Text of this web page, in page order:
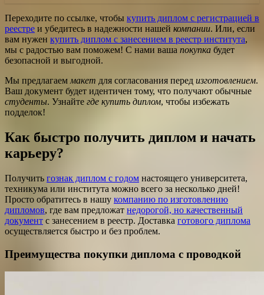
Переходите по ссылке, чтобы купить диплом с регистрацией в
реестре и убедитесь в надежности нашей компании. Или, если
вам нужен купить диплом с занесением в реестр института,
мы с радостью вам поможем! С нами ваша покупка будет
безопасной и выгодной.
Мы предлагаем макет для согласования перед изготовлением.
Ваш документ будет идентичен тому, что получают обычные
студенты. Узнайте где купить диплом, чтобы избежать
подделок!
Как быстро получить диплом и начать
карьеру?
Получить гознак диплом с годом настоящего университета,
техникума или института можно всего за несколько дней!
Просто обратитесь в нашу компанию по изготовлению
дипломов, где вам предложат недорогой, но качественный
документ с занесением в реестр. Доставка готового диплома
осуществляется быстро и без проблем.
Преимущества покупки диплома с проводкой